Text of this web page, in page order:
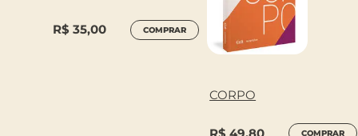
R$ 35,00 COMPRAR
CORPO
R$ 49,80 COMPRAR